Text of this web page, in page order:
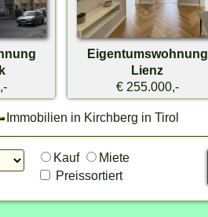
Eigentumswohnung
Lienz
€ 255.000,-
Immobilien in Kirchberg in Tirol
Kauf
Miete
Preissortiert